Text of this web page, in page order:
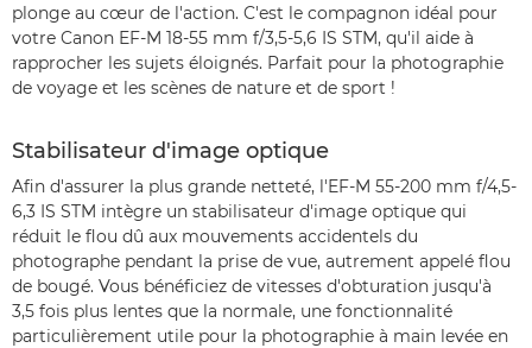
plonge au cœur de l'action. C'est le compagnon idéal pour
votre Canon EF-M 18-55 mm f/3,5-5,6 IS STM, qu'il aide à
rapprocher les sujets éloignés. Parfait pour la photographie
de voyage et les scènes de nature et de sport !
Stabilisateur d'image optique
Afin d'assurer la plus grande netteté, l'EF-M 55-200 mm f/4,5-
6,3 IS STM intègre un stabilisateur d'image optique qui
réduit le flou dû aux mouvements accidentels du
photographe pendant la prise de vue, autrement appelé flou
de bougé. Vous bénéficiez de vitesses d'obturation jusqu'à
3,5 fois plus lentes que la normale, une fonctionnalité
particulièrement utile pour la photographie à main levée en